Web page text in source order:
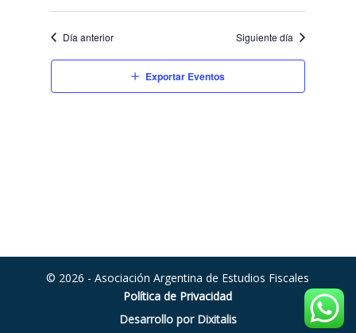
Día anterior Siguiente día
Exportar Eventos
© 2026 - Asociación Argentina de Estudios Fiscales
Política de Privacidad
Desarrollo por Dixitalis